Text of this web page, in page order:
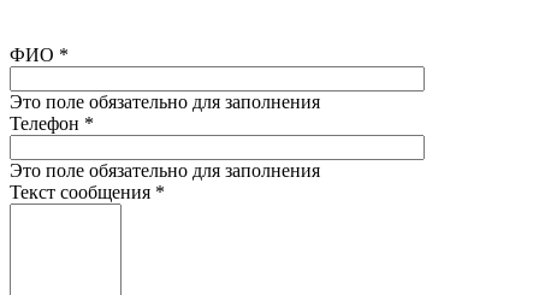
ФИО *
Это поле обязательно для заполнения
Телефон *
Это поле обязательно для заполнения
Текст сообщения *